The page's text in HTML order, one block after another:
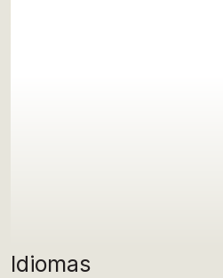
Idiomas